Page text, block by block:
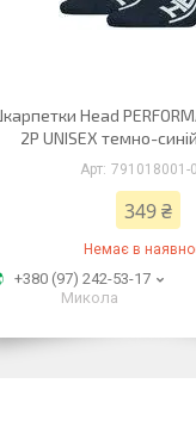
Head
2P UNISEX темно-
791018001-
349 ₴
Немає в
+380 (97) 242-53-17
Микола